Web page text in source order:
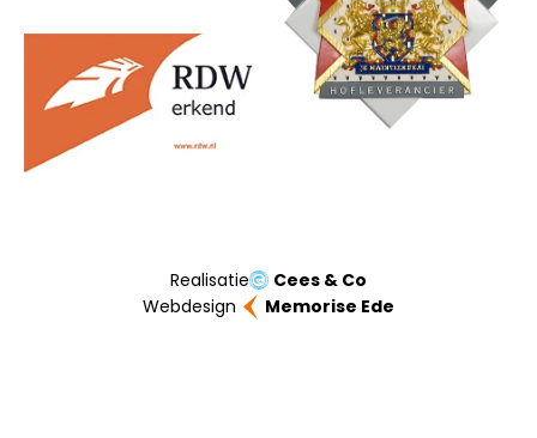
Realisatie
Cees & Co
Webdesign
Memorise Ede